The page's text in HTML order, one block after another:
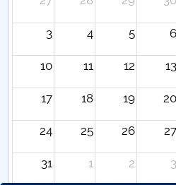
3 4 5 6
10 11 12 13
17 18 19 20
24 25 26 27
31 1 2 3